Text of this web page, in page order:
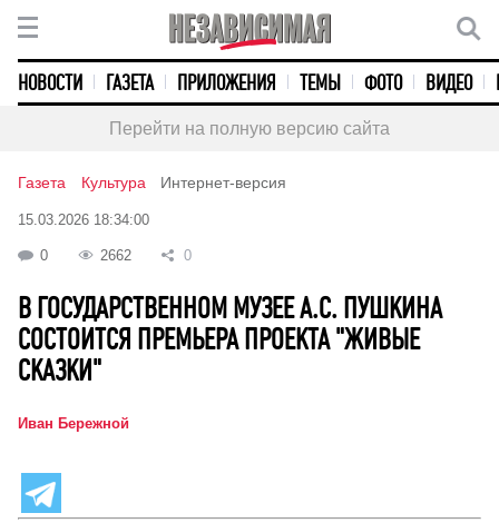
НОВОСТИ ГАЗЕТА ПРИЛОЖЕНИЯ ТЕМЫ ФОТО ВИДЕО
Перейти на полную версию сайта
Газета Культура Интернет-версия
15.03.2026 18:34:00
0 2662 0
В ГОСУДАРСТВЕННОМ МУЗЕЕ А.С. ПУШКИНА
СОСТОИТСЯ ПРЕМЬЕРА ПРОЕКТА "ЖИВЫЕ
СКАЗКИ"
Иван Бережной